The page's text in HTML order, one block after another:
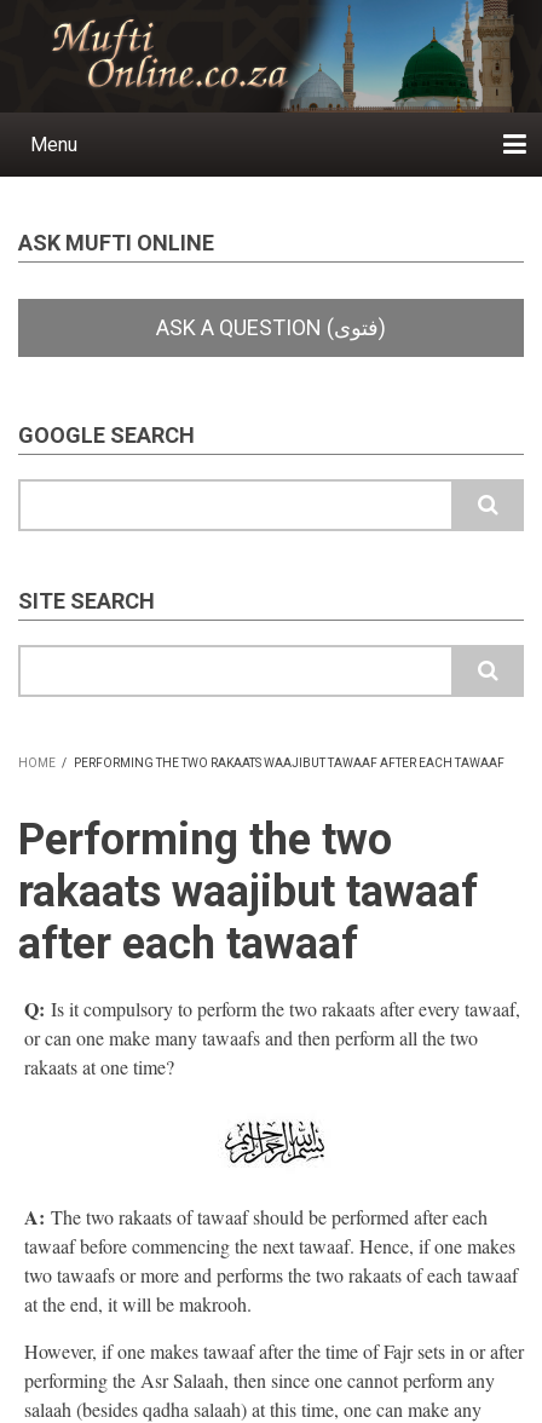
Main
Menu
ASK MUFTI ONLINE
GOOGLE SEARCH
SITE SEARCH
HOME / PERFORMING THE TWO RAKAATS WAAJIBUT TAWAAF AFTER EACH TAWAAF
Performing the two
rakaats waajibut tawaaf
after each tawaaf
Q: Is it compulsory to perform the two rakaats after every tawaaf,
or can one make many tawaafs and then perform all the two
rakaats at one time?
A: The two rakaats of tawaaf should be performed after each
tawaaf before commencing the next tawaaf. Hence, if one makes
two tawaafs or more and performs the two rakaats of each tawaaf
at the end, it will be makrooh.
However, if one makes tawaaf after the time of Fajr sets in or after
performing the Asr Salaah, then since one cannot perform any
salaah (besides qadha salaah) at this time, one can make any